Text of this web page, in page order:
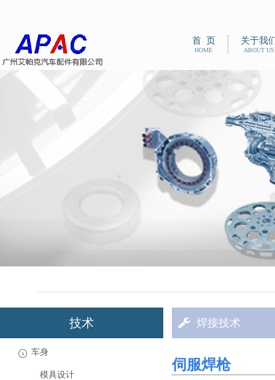
首 页
HOME
关于我
ABOUT US
技术
车身
模具设计
焊接技术
伺服焊枪